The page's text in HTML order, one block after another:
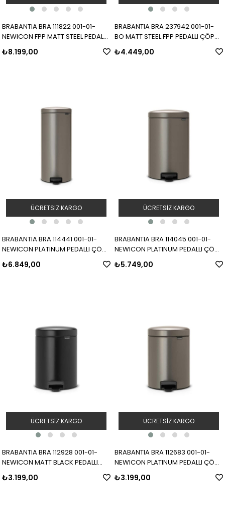
BRABANTIA BRA 111822 001-01-
NEWICON FPP MATT STEEL PEDALLI
₺8.199,00
BRABANTIA BRA 237942 001-01-
BO MATT STEEL FPP PEDALLI ÇÖP
₺4.449,00
BRABANTIA BRA 114441 001-01-
NEWICON PLATINUM PEDALLI ÇÖP
KUTUSU 30L
₺6.849,00
ÜCRETSIZ KARGO
BRABANTIA BRA 114045 001-01-
NEWICON PLATINUM PEDALLI ÇÖP
KUTUSU 20L
₺5.749,00
ÜCRETSIZ KARGO
BRABANTIA BRA 112928 001-01-
NEWICON MATT BLACK PEDALLI
ÇÖP KUTUSU 5L
₺3.199,00
ÜCRETSIZ KARGO
BRABANTIA BRA 112683 001-01-
NEWICON PLATINUM PEDALLI ÇÖP
KUTUSU 5L
₺3.199,00
ÜCRETSIZ KARGO